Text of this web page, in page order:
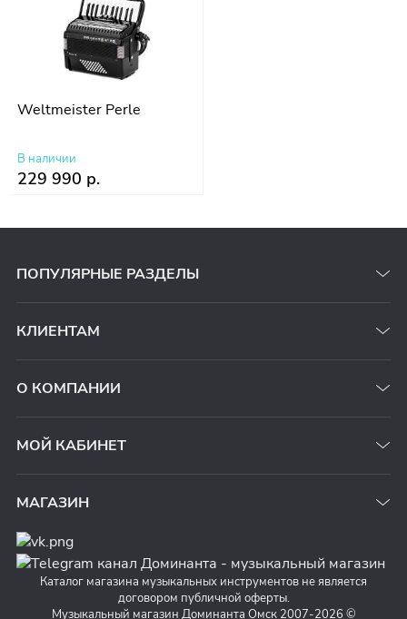
Weltmeister Perle
В наличии
229 990 р.
ПОПУЛЯРНЫЕ РАЗДЕЛЫ
КЛИЕНТАМ
О КОМПАНИИ
МОЙ КАБИНЕТ
МАГАЗИН
Каталог магазина музыкальных инструментов не является
договором публичной оферты.
Музыкальный магазин Доминанта Омск 2007-2026 ©